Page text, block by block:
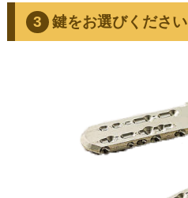
鍵をお選びください